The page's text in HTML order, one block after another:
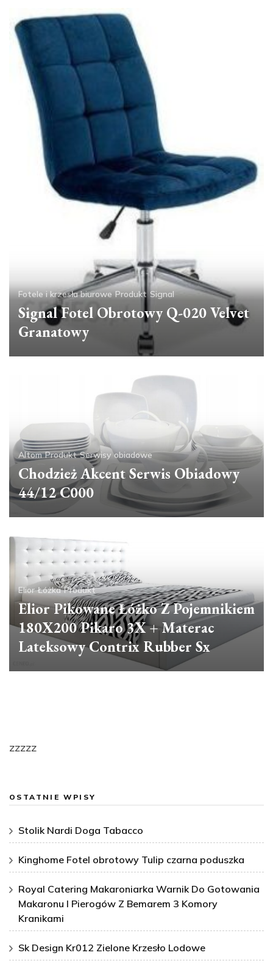
Fotele i krzesła biurowe Produkt Signal
Signal Fotel Obrotowy Q-020 Velvet
Granatowy
Altom Produkt Serwisy obiadowe
Chodzież Akcent Serwis Obiadowy
44/12 C000
Elior Łóżka Produkt
Elior Pikowane Łóżko Z Pojemnikiem
180X200 Pikaro 3X + Materac
Lateksowy Contrix Rubber Sx
zzzzz
OSTATNIE WPISY
Stolik Nardi Doga Tabacco
Kinghome Fotel obrotowy Tulip czarna poduszka
Royal Catering Makaroniarka Warnik Do Gotowania
Makaronu I Pierogów Z Bemarem 3 Komory
Kranikami
Sk Design Kr012 Zielone Krzesło Lodowe